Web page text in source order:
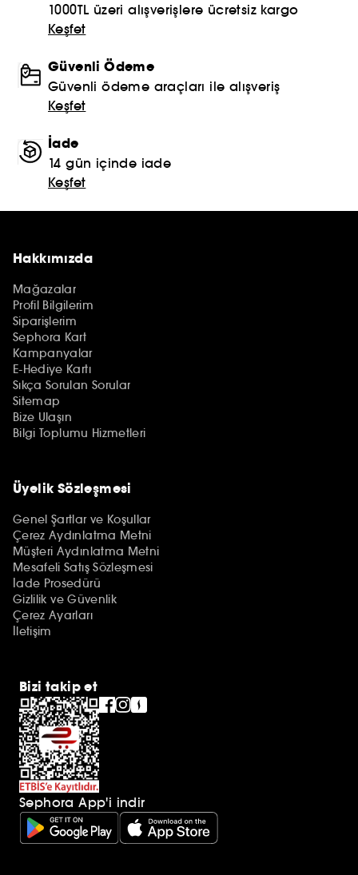
1000TL üzeri alışverişlere ücretsiz kargo
Keşfet
Güvenli Ödeme
Güvenli ödeme araçları ile alışveriş
Keşfet
İade
14 gün içinde iade
Keşfet
Hakkımızda
Mağazalar
Profil Bilgilerim
Siparişlerim
Sephora Kart
Kampanyalar
E-Hediye Kartı
Sıkça Sorulan Sorular
Sitemap
Bize Ulaşın
Bilgi Toplumu Hizmetleri
Üyelik Sözleşmesi
Genel Şartlar ve Koşullar
Çerez Aydınlatma Metni
Müşteri Aydınlatma Metni
Mesafeli Satış Sözleşmesi
İade Prosedürü
Gizlilik ve Güvenlik
Çerez Ayarları
İletişim
Bizi takip et
Sephora App'i indir